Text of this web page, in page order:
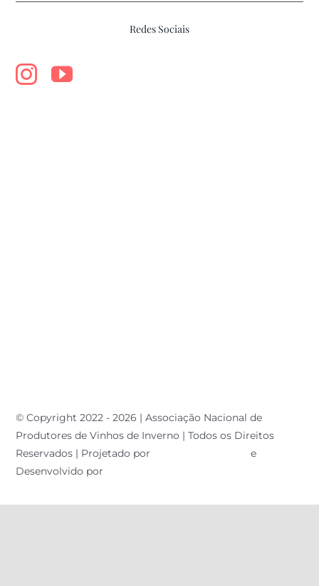
Redes Sociais
© Copyright 2022 - 2026 | Associação Nacional de
Produtores de Vinhos de Inverno | Todos os Direitos
Reservados | Projetado por
e
Desenvolvido por